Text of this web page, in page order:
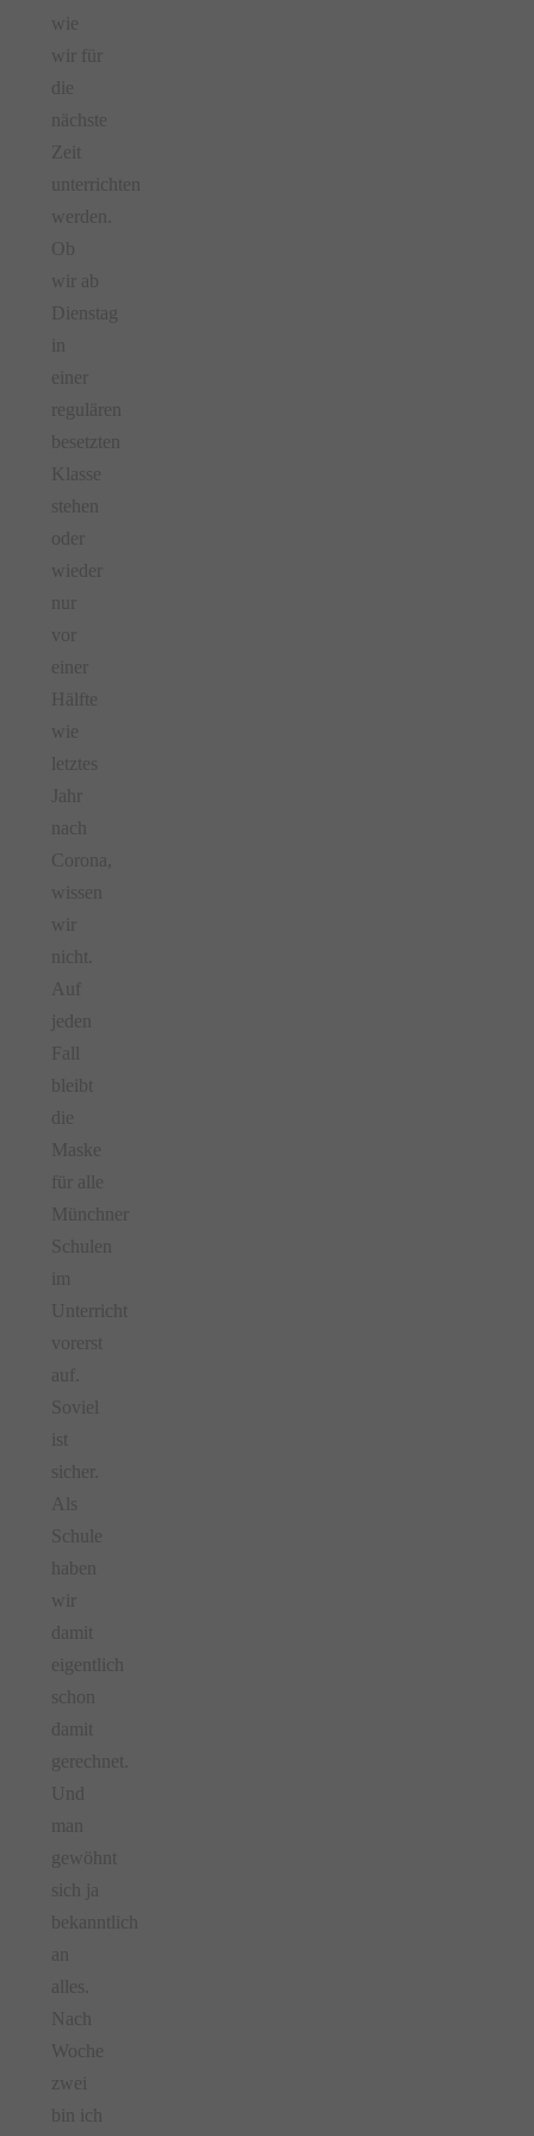
wie
wir für
die
nächste
Zeit
unterrichten
werden.
Ob
wir ab
Dienstag
in
einer
regulären
besetzten
Klasse
stehen
oder
wieder
vor
einer
Hälfte
wie
letztes
Jahr
nach
Corona,
wissen
wir
nicht.
Auf
jeden
Fall
bleibt
die
Maske
für alle
Münchner
Schulen
im
Unterricht
vorerst
auf.
Soviel
ist
sicher.
Als
Schule
haben
wir
damit
eigentlich
schon
damit
gerechnet.
Und
man
gewöhnt
sich ja
bekanntlich
an
alles.
Nach
Woche
zwei
bin ich